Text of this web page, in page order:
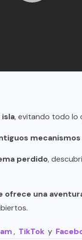
, evitando todo lo
perdido,
ofrece una
, TikTok y